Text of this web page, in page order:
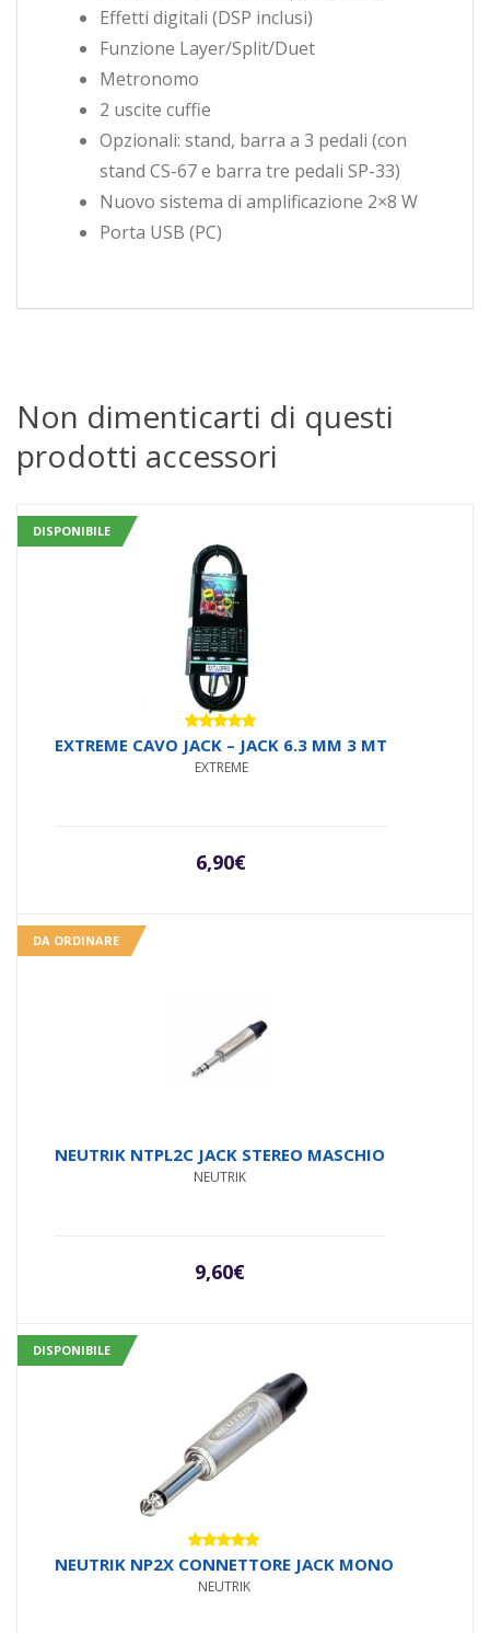
Effetti digitali (DSP inclusi)
Funzione Layer/Split/Duet
Metronomo
2 uscite cuffie
Opzionali: stand, barra a 3 pedali (con
stand CS-67 e barra tre pedali SP-33)
Nuovo sistema di amplificazione 2×8 W
Porta USB (PC)
Non dimenticarti di questi
prodotti accessori
DISPONIBILE
Valutato
5.00su 5
EXTREME CAVO JACK – JACK 6.3 MM 3 MT
EXTREME
6,90€
DA ORDINARE
NEUTRIK NTPL2C JACK STEREO MASCHIO
NEUTRIK
9,60€
DISPONIBILE
Valutato
5.00su 5
NEUTRIK NP2X CONNETTORE JACK MONO
NEUTRIK